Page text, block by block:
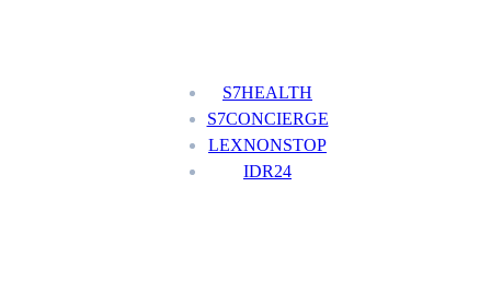
S7HEALTH
S7CONCIERGE
LEXNONSTOP
IDR24